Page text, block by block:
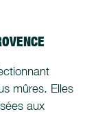
mûres. Elles
aux